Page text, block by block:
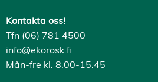
Kontakta oss!
Tfn (06) 781 4500
info@ekorosk.fi
Mån-fre kl. 8.00-15.45